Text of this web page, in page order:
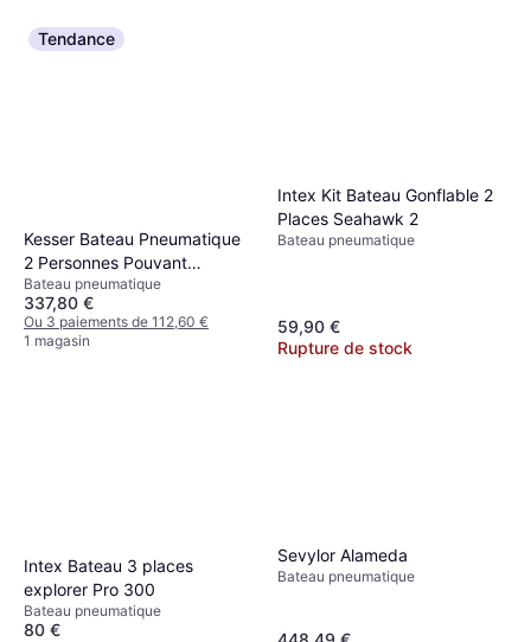
Tendance
Kesser Bateau Pneumatique
2 Personnes Pouvant
Motorisé
Bateau pneumatique
337,80 €
Ou 3 paiements de 112,60 €
1 magasin
Intex Kit Bateau Gonflable 2
Places Seahawk 2
Bateau pneumatique
59,90 €
Rupture de stock
Intex Bateau 3 places
explorer Pro 300
Bateau pneumatique
80 €
Sevylor Alameda
Bateau pneumatique